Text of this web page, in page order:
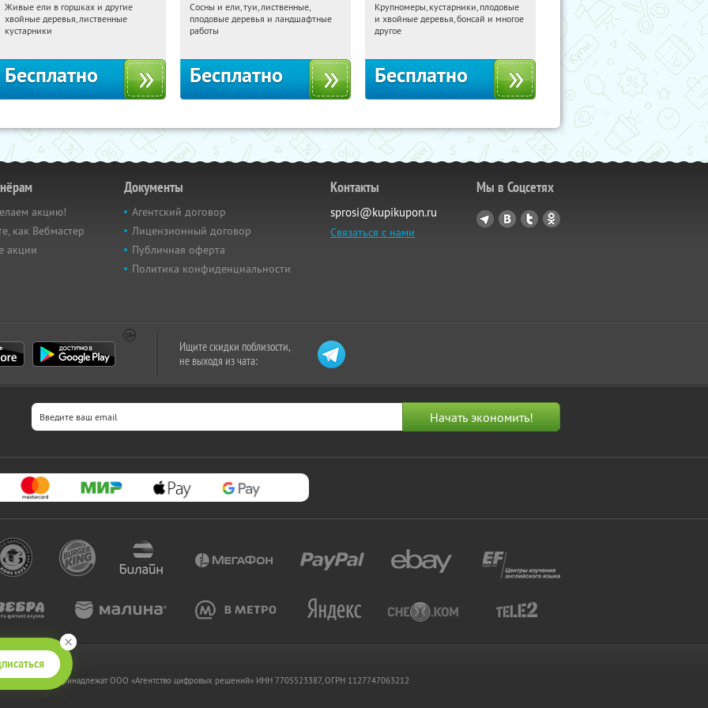
18:29:19 Получили:
Московская обл., г. Химки,
Живые ели в горшках и другие
хвойные деревья, лиственные
кустарники
Бесплатно
18:29:19 Получили:
Московская обл., г. Химки,
Сосны и ели, туи, лиственные,
плодовые деревья и ландшафтные
работы
Бесплатно
18:29:19 Получили:28
Москва, Рябиновая улица, 17
Крупномеры, кустарники, плодовые
и хвойные деревья, бонсай и многое
другое
Бесплатно
акцию!
как Вебмастер
акции
Документы
Агентский договор
Лицензионный договор
Публичная оферта
Политика конфиденциальности
Контакты
sprosi@kupikupon.ru
Связаться с нами
Мы в Соцсетях
Ищите скидки поблизости,
не выходя из чата:
принадлежат OOO «Агентство цифровых решений» ИНН 7705523387, ОГРН 1127747063212